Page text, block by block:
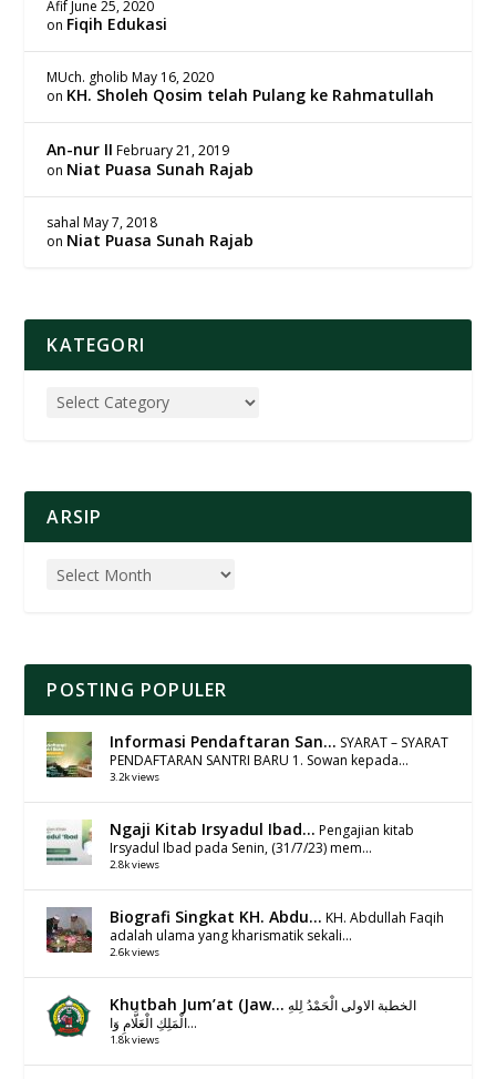
Afif June 25, 2020
on Fiqih Edukasi
MUch. gholib May 16, 2020
on KH. Sholeh Qosim telah Pulang ke Rahmatullah
An-nur II February 21, 2019
on Niat Puasa Sunah Rajab
sahal May 7, 2018
on Niat Puasa Sunah Rajab
KATEGORI
ARSIP
POSTING POPULER
Informasi Pendaftaran San... SYARAT – SYARAT
PENDAFTARAN SANTRI BARU 1. Sowan kepada...
3.2k views
Ngaji Kitab Irsyadul Ibad... Pengajian kitab
Irsyadul Ibad pada Senin, (31/7/23) mem...
2.8k views
Biografi Singkat KH. Abdu... KH. Abdullah Faqih
adalah ulama yang kharismatik sekali...
2.6k views
Khutbah Jum’at (Jaw... الخطبة الاولى الْحَمْدُ لِلهِ
الْمَلِكِ الْعَلَّامِ وَا...
1.8k views